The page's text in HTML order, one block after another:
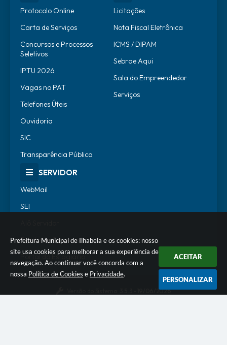
Prefeitura Municipal de Ilhabela e os cookies: nosso
site usa cookies para melhorar a sua experiência de
navegação. Ao continuar você concorda com a
nossa Política de Cookies e Privacidade.
ACEITAR
PERSONALIZAR
Protocolo Online
Carta de Serviços
Concursos e Processos
Seletivos
IPTU 2026
Vagas no PAT
Telefones Úteis
Ouvidoria
SIC
Transparência Pública
Licitações
Nota Fiscal Eletrônica
ICMS / DIPAM
Sebrae Aqui
Sala do Empreendedor
Serviços
SERVIDOR
WebMail
SEI
Escola de Governo
Portal do Estagiário
3.5.3 - 19/06/2026